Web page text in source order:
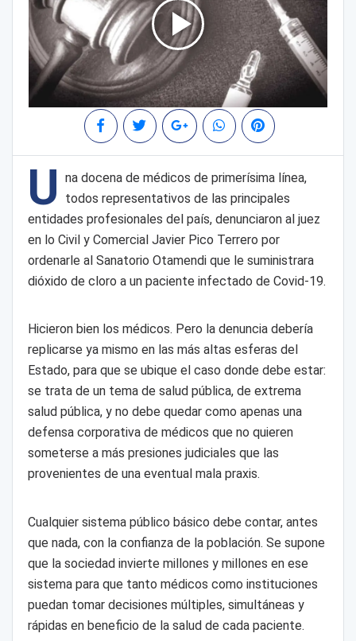
U na docena de médicos de primerísima línea,
todos representativos de las principales
entidades profesionales del país, denunciaron al juez
en lo Civil y Comercial Javier Pico Terrero por
ordenarle al Sanatorio Otamendi que le suministrara
dióxido de cloro a un paciente infectado de Covid-19.
Hicieron bien los médicos. Pero la denuncia debería
replicarse ya mismo en las más altas esferas del
Estado, para que se ubique el caso donde debe estar:
se trata de un tema de salud pública, de extrema
salud pública, y no debe quedar como apenas una
defensa corporativa de médicos que no quieren
someterse a más presiones judiciales que las
provenientes de una eventual mala praxis.
Cualquier sistema público básico debe contar, antes
que nada, con la confianza de la población. Se supone
que la sociedad invierte millones y millones en ese
sistema para que tanto médicos como instituciones
puedan tomar decisiones múltiples, simultáneas y
rápidas en beneficio de la salud de cada paciente.